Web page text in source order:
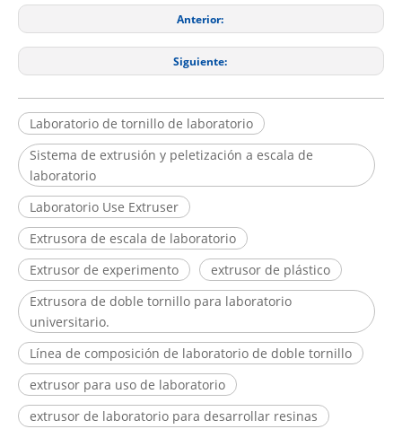
Anterior:
Siguiente:
Laboratorio de tornillo de laboratorio
Sistema de extrusión y peletización a escala de
laboratorio
Laboratorio Use Extruser
Extrusora de escala de laboratorio
Extrusor de experimento
extrusor de plástico
Extrusora de doble tornillo para laboratorio
universitario.
Línea de composición de laboratorio de doble tornillo
extrusor para uso de laboratorio
extrusor de laboratorio para desarrollar resinas